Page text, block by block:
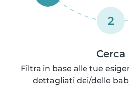
2
Cerca
Filtra in base alle tue
dettagliati dei/delle